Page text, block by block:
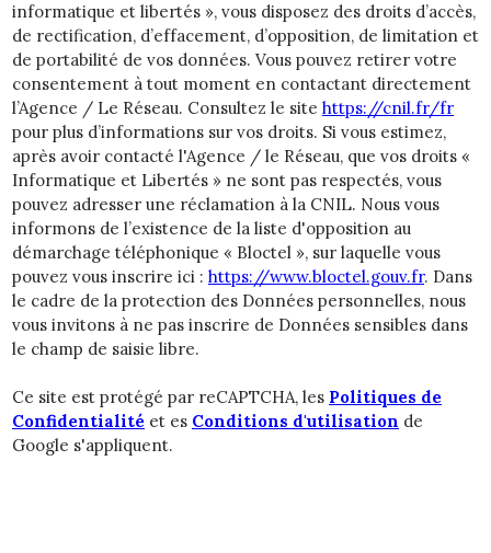
informatique et libertés », vous disposez des droits d’accès,
de rectification, d’effacement, d’opposition, de limitation et
de portabilité de vos données. Vous pouvez retirer votre
consentement à tout moment en contactant directement
l’Agence / Le Réseau. Consultez le site https://cnil.fr/fr
pour plus d’informations sur vos droits. Si vous estimez,
après avoir contacté l'Agence / le Réseau, que vos droits «
Informatique et Libertés » ne sont pas respectés, vous
pouvez adresser une réclamation à la CNIL. Nous vous
informons de l’existence de la liste d'opposition au
démarchage téléphonique « Bloctel », sur laquelle vous
pouvez vous inscrire ici : https://www.bloctel.gouv.fr. Dans
le cadre de la protection des Données personnelles, nous
vous invitons à ne pas inscrire de Données sensibles dans
le champ de saisie libre.
Ce site est protégé par reCAPTCHA, les Politiques de
Confidentialité et es Conditions d'utilisation de
Google s'appliquent.